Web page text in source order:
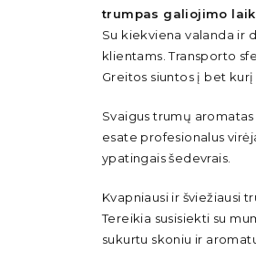
trumpas galiojimo
Su kiekviena valanda ir
klientams. Transporto
Greitos siuntos į bet
Svaigus trumų
esate profesionalus
ypatingais šedevrais.
Kvapniausi ir šviežiausi
Tereikia susisiekti su
sukurtu skoniu ir